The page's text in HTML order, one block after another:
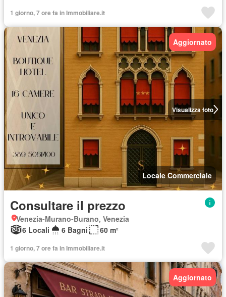
1 giorno, 7 ore fa in Immobiliare.it
Visualizza foto
Aggiornato
Locale Commerciale
Consultare il prezzo
Venezia-Murano-Burano, Venezia
6 Locali
6 Bagni 60 m²
1 giorno, 7 ore fa in Immobiliare.it
Aggiornato